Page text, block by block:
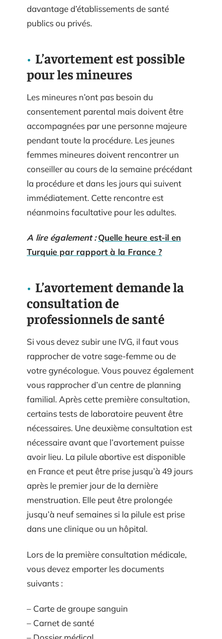
davantage d’établissements de santé
publics ou privés.
L’avortement est possible
pour les mineures
Les mineures n’ont pas besoin du
consentement parental mais doivent être
accompagnées par une personne majeure
pendant toute la procédure. Les jeunes
femmes mineures doivent rencontrer un
conseiller au cours de la semaine précédant
la procédure et dans les jours qui suivent
immédiatement. Cette rencontre est
néanmoins facultative pour les adultes.
A lire également : Quelle heure est-il en
Turquie par rapport à la France ?
L’avortement demande la
consultation de
professionnels de santé
Si vous devez subir une IVG, il faut vous
rapprocher de votre sage-femme ou de
votre gynécologue. Vous pouvez également
vous rapprocher d’un centre de planning
familial. Après cette première consultation,
certains tests de laboratoire peuvent être
nécessaires. Une deuxième consultation est
nécessaire avant que l’avortement puisse
avoir lieu. La pilule abortive est disponible
en France et peut être prise jusqu’à 49 jours
après le premier jour de la dernière
menstruation. Elle peut être prolongée
jusqu’à neuf semaines si la pilule est prise
dans une clinique ou un hôpital.
Lors de la première consultation médicale,
vous devez emporter les documents
suivants :
– Carte de groupe sanguin
– Carnet de santé